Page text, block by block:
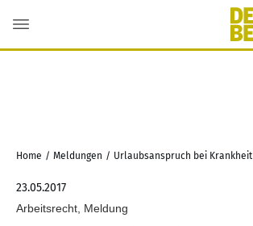
Home / Meldungen / Urlaubsanspruch bei Krankheit
23.05.2017
Arbeitsrecht, Meldung